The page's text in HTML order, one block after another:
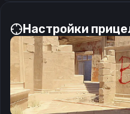
Настройки